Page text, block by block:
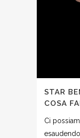
STAR
COSA
Ci